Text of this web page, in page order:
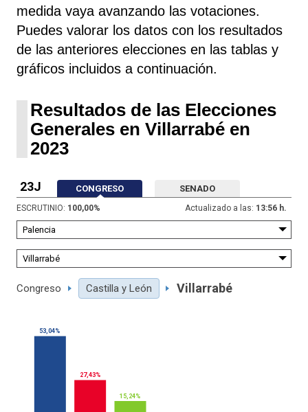
medida vaya avanzando las votaciones.
Puedes valorar los datos con los resultados
de las anteriores elecciones en las tablas y
gráficos incluidos a continuación.
Resultados de las Elecciones
Generales en Villarrabé en
2023
23J CONGRESO SENADO
ESCRUTINIO: 100,00% Actualizado a las: 13:56 h.
Congreso Castilla y León Villarrabé
53,04%
27,43%
15,24%